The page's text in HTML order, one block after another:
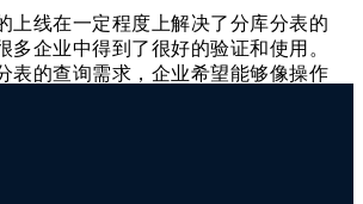
上线在一定程度上解决了分库分表的
多企业中得到了很好的验证和使用。
表的查询需求，企业希望能够像操作
组查询功能，支持您通过 SQL 窗口
行统一查询，很大程度上简化了分库